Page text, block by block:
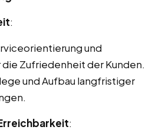
:
und
Zufriedenheit der Kunden.
und Aufbau langfristiger
: